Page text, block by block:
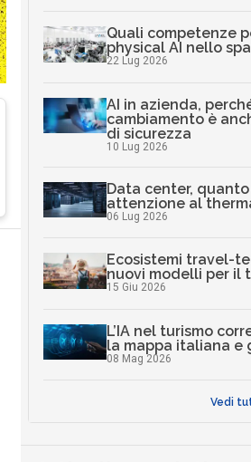
Quali competenze
physical AI nello
22 Lug 2026
AI in azienda,
cambiamento è
di sicurezza
10 Lug 2026
Data center, quanto
attenzione al
06 Lug 2026
Ecosistemi travel-
nuovi modelli per il
15 Giu 2026
L’IA nel turismo
la mappa italiana e
08 Mag 2026
Vedi